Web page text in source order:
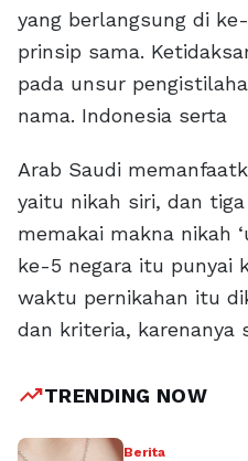
yang berlangsung di
prinsip sama.
pada unsur
nama. Indonesia serta
Arab Saudi
yaitu nikah siri, dan
memakai makna nikah
ke-5 negara itu punyai
waktu pernikahan itu
dan kriteria, karenanya
trending_upTRENDING NOW
Berita